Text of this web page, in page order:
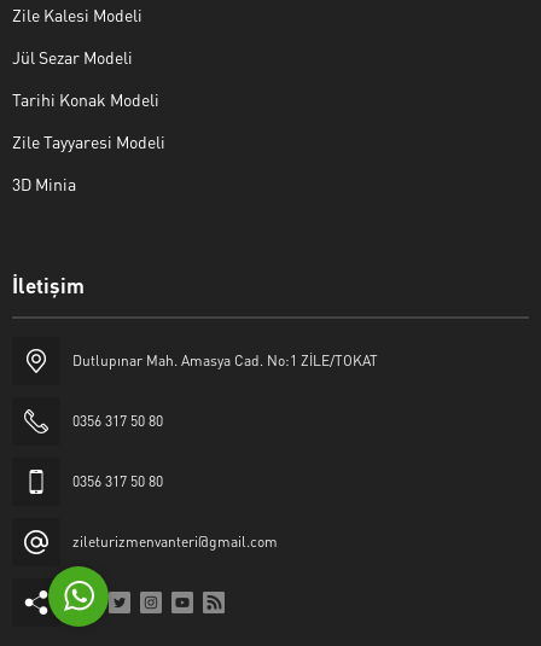
Zile Kalesi Modeli
Jül Sezar Modeli
Tarihi Konak Modeli
Zile Tayyaresi Modeli
3D Minia
İletişim
Dutlupınar Mah. Amasya Cad. No:1 ZİLE/TOKAT
0356 317 50 80
0356 317 50 80
zileturizmenvanteri@gmail.com